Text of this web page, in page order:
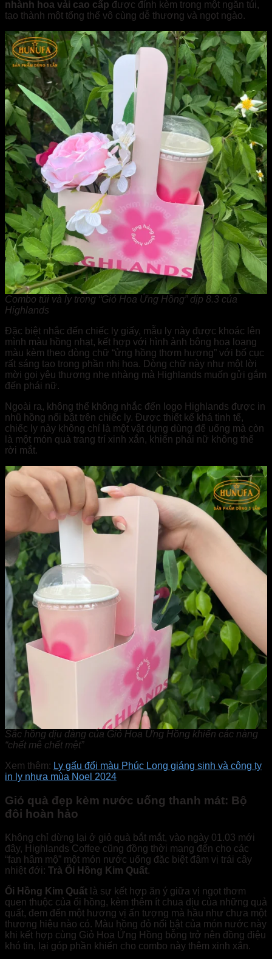
nhành hoa vải cao cấp được đính kèm trong một ngăn túi,
tạo thành một tổng thể vô cùng dễ thương và ngọt ngào.
Combo túi và ly trong “Giỏ Hoa Ửng Hồng” dịp 8.3 của
Highlands
Đặc biệt nhắc đến chiếc ly giấy, mẫu ly này được khoác lên
mình màu hồng nhạt, kết hợp với hình ảnh bông hoa loang
màu kèm theo dòng chữ “ửng hồng thơm hương” với bố cục
rất sáng tạo trong phần nhị hoa. Dòng chữ này như một lời
mời gọi yêu thương nhẹ nhàng mà Highlands muốn gửi gắm
đến phái nữ.
Ngoài ra, không thể không nhắc đến logo Highlands được in
nhũ hồng nổi bật trên chiếc ly. Được thiết kế khá tinh tế,
chiếc ly này không chỉ là một vật dụng dùng để uống mà còn
là một món quà trang trí xinh xắn, khiến phái nữ không thể
rời mắt.
Sắc hồng dịu dàng của Giỏ Hoa Ửng Hồng khiến các nàng
“chết mê chết mệt”
Xem thêm: Ly gấu đổi màu Phúc Long giáng sinh và công ty
in ly nhựa mùa Noel 2024
Giỏ quà đẹp kèm nước uống thanh mát: Bộ
đôi hoàn hảo
Không chỉ dừng lại ở giỏ quà bắt mắt, vào ngày 01.03 mới
đây, Highlands Coffee cũng đồng thời mang đến cho các
“fan hâm mộ” một món nước uống đặc biệt đậm vị trái cây
nhiệt đới: Trà Ổi Hồng Kim Quất.
Ổi Hồng Kim Quất là sự kết hợp ăn ý giữa vị ngọt thơm
quen thuộc của ổi hồng, kèm thêm ít chua dịu của những quả
quất, đem đến một hương vị ấn tượng mà hầu như chưa một
thương hiệu nào có. Màu hồng đỏ nổi bật của món nước này
khi kết hợp cùng Giỏ Hoa Ửng Hồng bỗng trở nên đồng điệu
khó tin, lại góp phần khiến cho combo này thêm xinh xắn.